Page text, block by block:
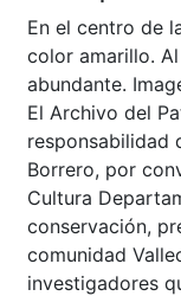
En el centro de
color amarillo.
abundante.
El Archivo del
responsabilidad
Borrero, por
Cultura
conservación,
comunidad
investigadores